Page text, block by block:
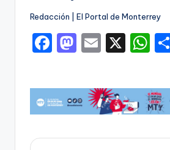
Redacción | El Portal de Monterrey
F
c
e
b
o
M
st
o
d
o
E
ai
l
X
W
a
ts
A
p